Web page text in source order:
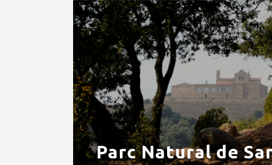
Parc Natural de